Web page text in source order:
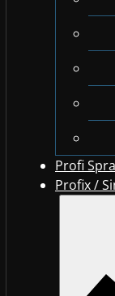
Profi
Profix /